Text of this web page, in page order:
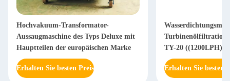
Hochvakuum-Transformator-
Aussaugmaschine des Typs Deluxe mit
Hauptteilen der europäischen Marke
Erhalten Sie besten Preis
Turbinenölfiltration
TY-20 ((1200LPH)
Erhalten Sie besten